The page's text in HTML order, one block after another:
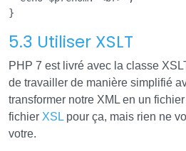
5.3 Utiliser XSLT
PHP 7 est livré avec la classe
de travailler de manière simplifié
transformer notre XML en un
fichier XSL pour ça, mais rien ne
votre.